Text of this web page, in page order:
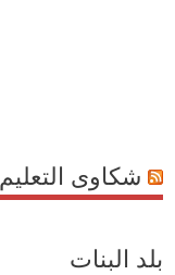
شكاوى التعليم
بلد البنات